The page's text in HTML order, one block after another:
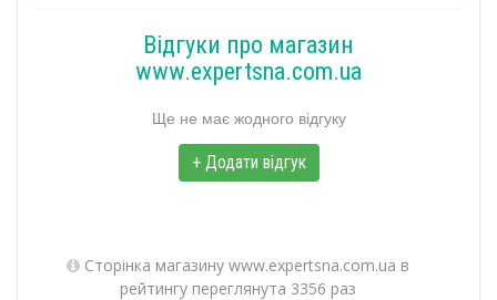
Відгуки про магазин
www.expertsna.com.ua
Ще не має жодного відгуку
+ Додати відгук
Сторінка магазину www.expertsna.com.ua в
рейтингу переглянута 3356 раз